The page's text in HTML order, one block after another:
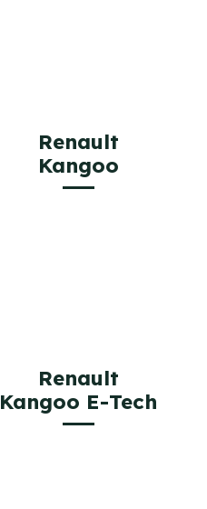
Renault
Kangoo
Renault
Kangoo E-Tech